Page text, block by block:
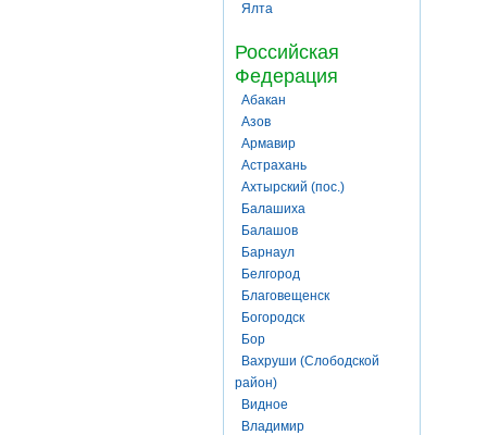
Ялта
Российская
Федерация
Абакан
Азов
Армавир
Астрахань
Ахтырский (пос.)
Балашиха
Балашов
Барнаул
Белгород
Благовещенск
Богородск
Бор
Вахруши (Слободской
район)
Видное
Владимир